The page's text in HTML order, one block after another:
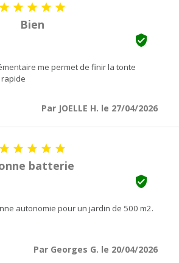
    
Bien

me permet de finir la tonte
Par JOELLE H. le 27/04/2026
    
batterie

autonomie pour un jardin de 500 m2.
Par Georges G. le 20/04/2026